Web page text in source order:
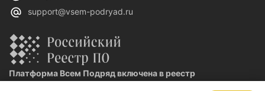
support@vsem-podryad.ru
Платформа Всем Подряд включена в реестр